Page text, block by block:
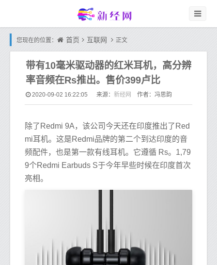
您现在的位置： 首页 互联网 正文
带有10毫米驱动器的红米耳机，高分辨
率音频在Rs推出。售价399卢比
2020-09-02 16:22:05 来源： 新经网 作者：冯思韵
除了Redmi 9A，该公司今天还在印度推出了Red
mi耳机。这是Redmi品牌的第二个到达印度的音
频配件，也是第一款有线耳机。它遵循 Rs。1,79
9个Redmi Earbuds S于今年早些时候在印度首次
亮相。